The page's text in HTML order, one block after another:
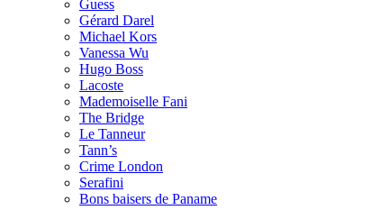
Guess
Gérard Darel
Michael Kors
Vanessa Wu
Hugo Boss
Lacoste
Mademoiselle Fani
The Bridge
Le Tanneur
Tann’s
Crime London
Serafini
Bons baisers de Paname